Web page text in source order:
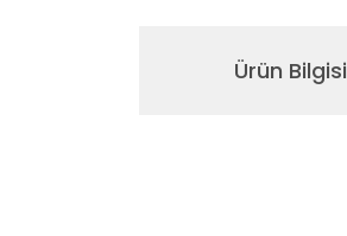
Ürün Bilgisi